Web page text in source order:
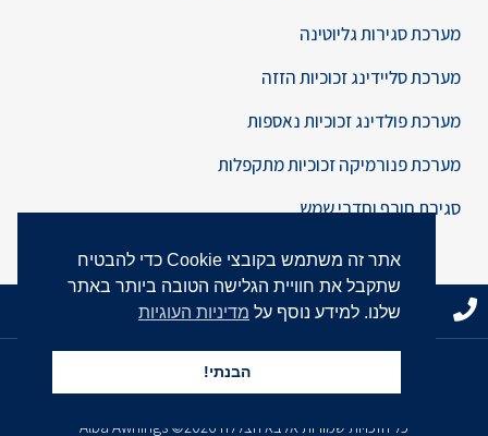
מערכת סגירות גליוטינה
מערכת סליידינג זכוכיות הזזה
מערכת פולדינג זכוכיות נאספות
מערכת פנורמיקה זכוכיות מתקפלות
סגירת חורף וחדרי שמש
03-617-3096
בניית אתריםב- קומבר שיווק דיגיטליCombar Digital
הצהרת נגישות
כל הזכויות שמורות אלבא הצללה 2026© Alba Awnings
אתר זה משתמש בקובצי Cookie כדי להבטיח
שתקבל את חוויית הגלישה הטובה ביותר באתר
שלנו. למידע נוסף על מדיניות העוגיות
הבנתי!